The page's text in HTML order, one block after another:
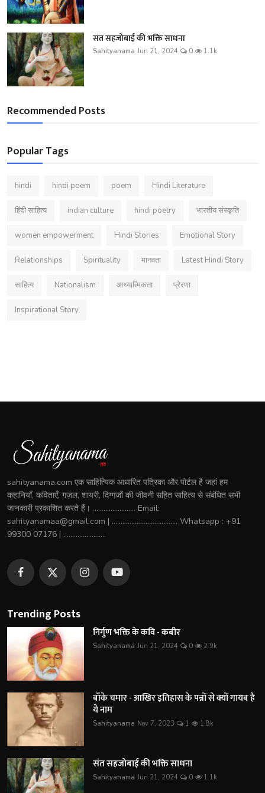
संत सहजोबाई की भक्ति साधना
Sahityanama Jun 21, 2024 0 1.1k
Recommended Posts
Popular Tags
hindi hindi poem poem Hindi Literature
हिंदी साहित्य indian culture hindi poetry भारतीय संस्कृति
women empowerment Hindi Stories Emotional Story
Relationships Spirituality मानवता Latest Hindi Story
साहित्य Nationalism आध्यात्मिकता प्रेरणा
Inspirational Story
sahityanama.com एक साहित्यिक आधारित पत्रिका और पोर्टल है जहां हम
कहानियाँ, कविताएँ, ग़ज़ल, शायरी, दिग्गजों की जीवनी सहित साहित्य से संबंधित सभी
जानकारी प्रकाशित करते हैं। ........................ Email:
sahityanamaa@gmail.com | ..................................... Whatsapp : +91
99300 07176 | ........................
Trending Posts
निर्गुण भक्ति के कवि - कबीर
Sahityanama Jun 21, 2024 0 2.9k
बाँके चमार - आखिर इतिहास के पन्नों से क्यों गायब है
ये नाम
Sahityanama Nov 7, 2023 1 1.8k
संत सहजोबाई की भक्ति साधना
Sahityanama Jun 21, 2024 0 1.1k